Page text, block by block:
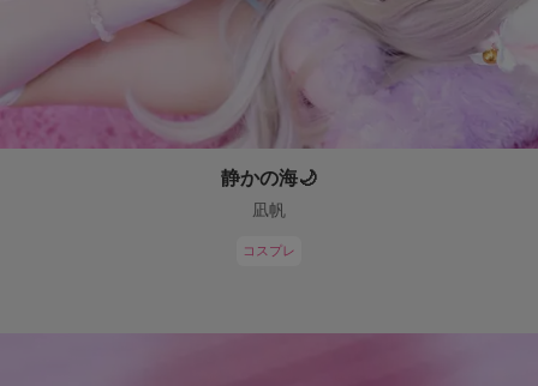
静かの海🌙
凪帆
コスプレ